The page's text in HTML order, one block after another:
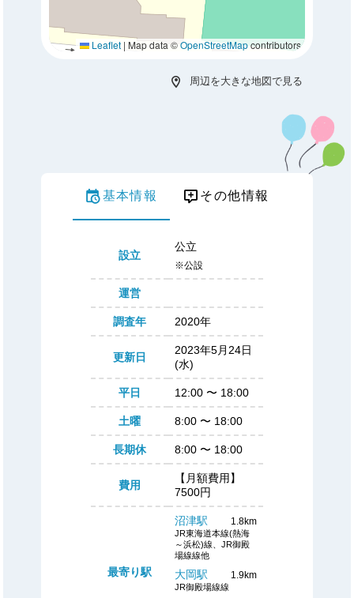
Leaflet | Map data ©OpenStreetMapcontributors
周辺を大きな地図で見る
基本情報 その他情報
設立
公立
※公設
運営
調査年 2020年
更新日
2023年5月24日
(水)
平日 12:00 〜 18:00
土曜 8:00 〜 18:00
長期休 8:00 〜 18:00
費用
【月額費用】
7500円
最寄り駅
沼津駅 1.8km
JR東海道本線(熱海
～浜松)線、JR御殿
場線線他
大岡駅 1.9km
JR御殿場線線